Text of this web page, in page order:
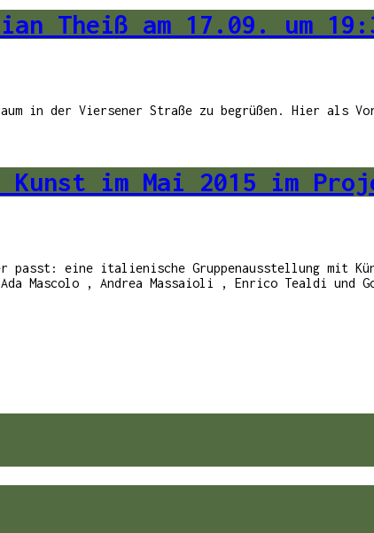
Theiß am 17.09. um
in der Viersener Straße zu begrüßen. Hier als
im Mai 2015 im
passt: eine italienische Gruppenausstellung mit
Mascolo , Andrea Massaioli , Enrico Tealdi